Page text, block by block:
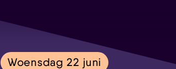
Woensdag 22 juni